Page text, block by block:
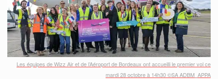
Les équipes de Wizz Air et de l’Aéroport de Bordeaux ont accueilli le premier vol ce
mardi 28 octobre à 14h30 ©SA ADBM_APPA